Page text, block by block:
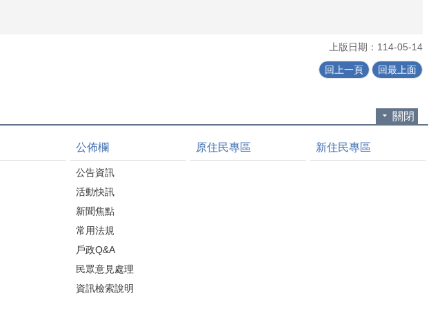
上版日期：114-05-14
回上一頁 回最上面
關閉
公佈欄
公告資訊
活動快訊
新聞焦點
常用法規
戶政Q&A
民眾意見處理
資訊檢索說明
原住民專區 新住民專區